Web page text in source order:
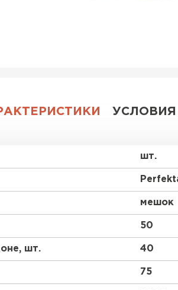
Газобетон Забудова
УСЛОВИЯ
шт.
мешок
50
шт. 40
75